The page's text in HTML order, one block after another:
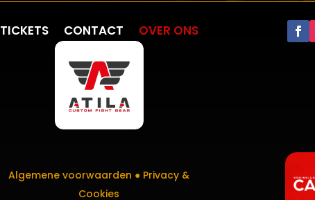
TICKETS CONTACT OVER ONS
Algemene voorwaarden ● Privacy &
Cookies